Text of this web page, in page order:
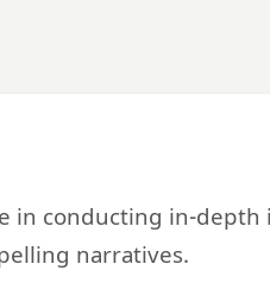
in conducting in-depth
narratives.